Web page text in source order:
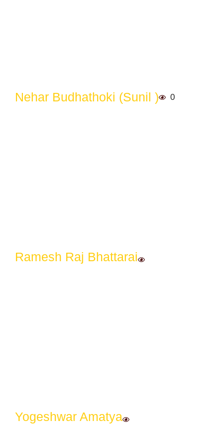
Nehar Budhathoki (Sunil ) 0
Ramesh Raj Bhattarai
Yogeshwar Amatya